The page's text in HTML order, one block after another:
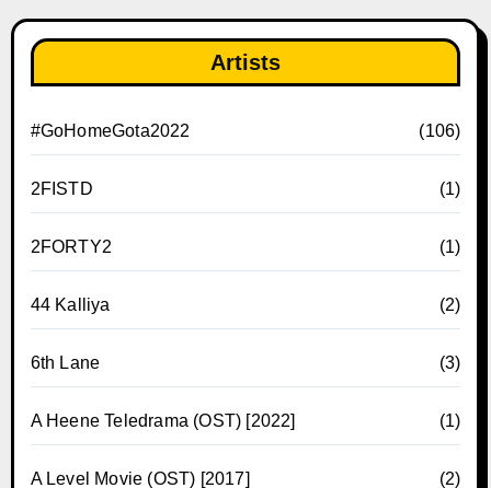
Artists
#GoHomeGota2022 (106)
2FISTD (1)
2FORTY2 (1)
44 Kalliya (2)
6th Lane (3)
A Heene Teledrama (OST) [2022] (1)
A Level Movie (OST) [2017] (2)